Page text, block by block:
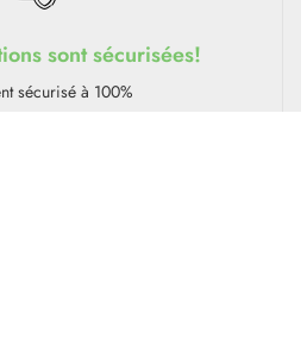
sont sécurisées!
sécurisé à 100%